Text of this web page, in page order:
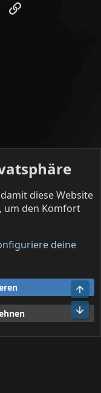
MailLink
Ltd.
diese Website
um den Komfort
deine